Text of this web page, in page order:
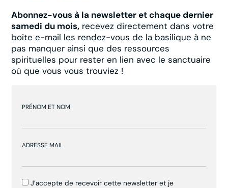
Abonnez-vous à la newsletter et chaque dernier
samedi du mois, recevez directement dans votre
boîte e-mail les rendez-vous de la basilique à ne
pas manquer ainsi que des ressources
spirituelles pour rester en lien avec le sanctuaire
où que vous vous trouviez !
PRÉNOM ET NOM
ADRESSE MAIL
J’accepte de recevoir cette newsletter et je